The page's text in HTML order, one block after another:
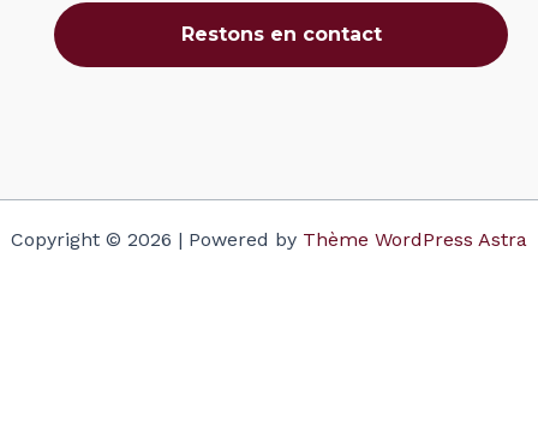
Copyright © 2026 | Powered by Thème WordPress Astra